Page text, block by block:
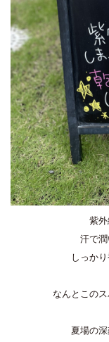
紫
汗で
しっか
なんとこの
夏場の